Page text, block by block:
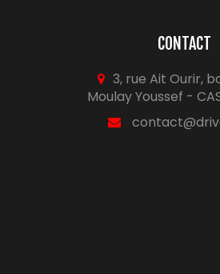
CONTACT
3, rue Ait Ourir,
Moulay Youssef -